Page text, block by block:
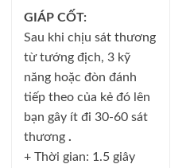
GIÁP CỐT:
Sau khi chịu sát thương
từ tướng địch, 3 kỹ
năng hoặc đòn đánh
tiếp theo của kẻ đó lên
bạn gây ít đi 30-60 sát
thương .
+ Thời gian: 1.5 giây